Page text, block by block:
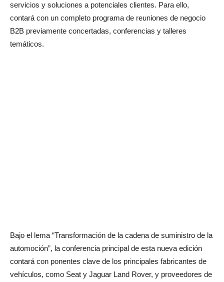
servicios y soluciones a potenciales clientes. Para ello,
contará con un completo programa de reuniones de negocio
B2B previamente concertadas, conferencias y talleres
temáticos.
Bajo el lema “Transformación de la cadena de suministro de la
automoción”, la conferencia principal de esta nueva edición
contará con ponentes clave de los principales fabricantes de
vehículos, como Seat y Jaguar Land Rover, y proveedores de